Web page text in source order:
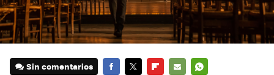
Sin comentarios